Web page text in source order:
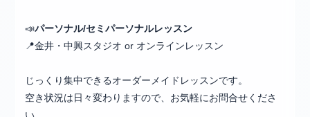
📣パーソナル/セミパーソナルレッスン
📍金井・中興スタジオ or オンラインレッスン
じっくり集中できるオーダーメイドレッスンです。
空き状況は日々変わりますので、お気軽にお問合せくださ